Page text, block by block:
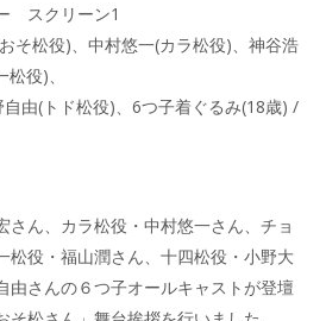
スクリーン1
そ松役)、中村悠一(カラ松役)、神谷浩
役)、
由(トド松役)、6つ子着ぐるみ(18歳) /
さん、カラ松役・中村悠一さん、チョ
松役・福山潤さん、十四松役・小野大
由さんの６つ子オールキャストが登壇